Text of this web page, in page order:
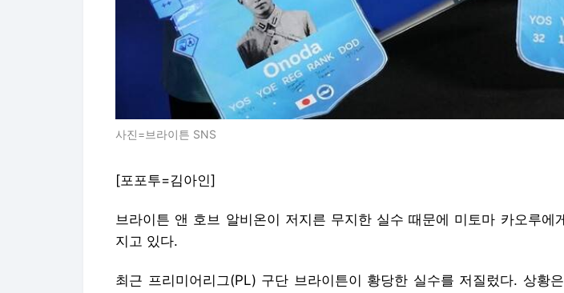
사진=브라이튼 SNS
[포포투=김아인]
브라이튼 앤 호브 알비온이 저지른 무지한 실수 때문에 미토마 카오루에
지고 있다.
최근 프리미어리그(PL) 구단 브라이튼이 황당한 실수를 저질렀다. 상황